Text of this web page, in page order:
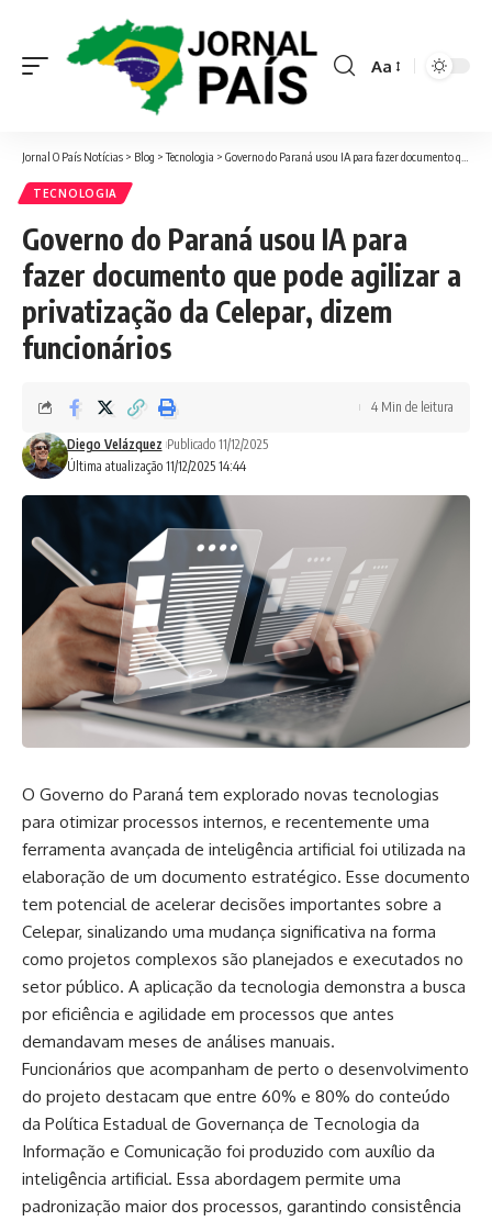
Font
Aa
Jornal O País Notícias > Blog >Tecnologia > Governo do Paraná usou IA para fazer documento que pode agilizar a privatização da Celepar, dizem funcionários
TECNOLOGIA
Governo do Paraná usou IA para
fazer documento que pode agilizar a
privatização da Celepar, dizem
funcionários
Última atualização 11/12/2025 14:44
Diego Velázquez Publicado 11/12/2025
4 Min de leitura
O Governo do Paraná tem explorado novas tecnologias
para otimizar processos internos, e recentemente uma
ferramenta avançada de inteligência artificial foi utilizada na
elaboração de um documento estratégico. Esse documento
tem potencial de acelerar decisões importantes sobre a
Celepar, sinalizando uma mudança significativa na forma
como projetos complexos são planejados e executados no
setor público. A aplicação da tecnologia demonstra a busca
por eficiência e agilidade em processos que antes
demandavam meses de análises manuais.
Funcionários que acompanham de perto o desenvolvimento
do projeto destacam que entre 60% e 80% do conteúdo
da Política Estadual de Governança de Tecnologia da
Informação e Comunicação foi produzido com auxílio da
inteligência artificial. Essa abordagem permite uma
padronização maior dos processos, garantindo consistência